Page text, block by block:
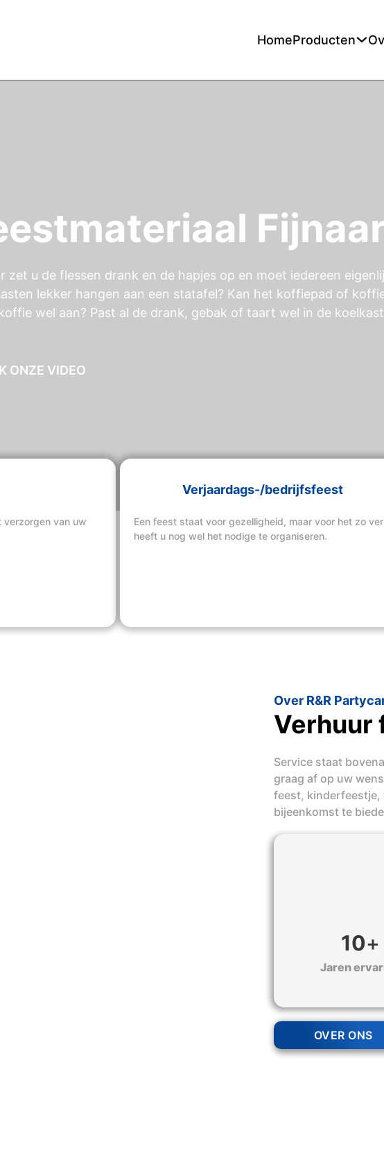
HomeProducten
zet u de flessen drank en de hapjes op en moet iedereen
lekker hangen aan een statafel? Kan het koffiepad of
wel aan? Past al de drank, gebak of taart wel in de
ONZE VIDEO
verzorgen van uw
Verjaardags-/bedrijfsfeest
Een feest staat voor gezelligheid, maar voor het zo
heeft u nog wel het nodige te organiseren.
Over R&R
Verhuur
Service staat
graag af op uw
feest, kinderfeestje,
bijeenkomst te
10+
Jaren
OVER ONS